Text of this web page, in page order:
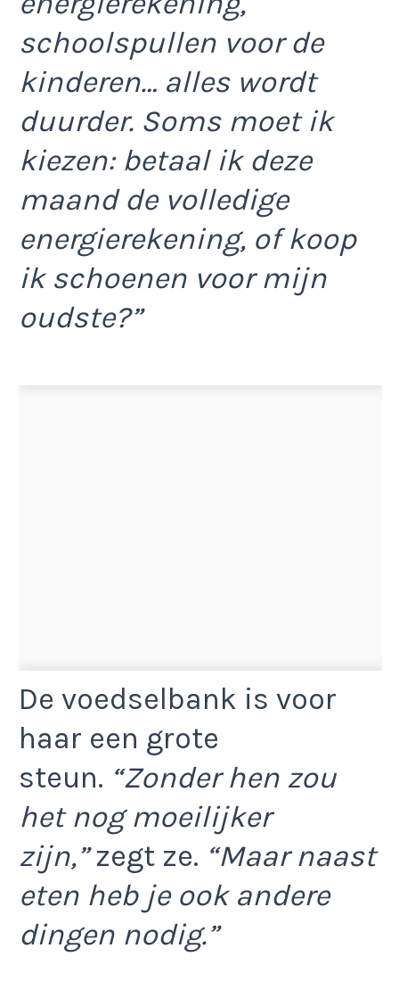
schoolspullen voor de
kinderen… alles wordt
duurder. Soms moet ik
kiezen: betaal ik deze
maand de volledige
energierekening, of koop
ik schoenen voor mijn
oudste?”
De voedselbank is voor
haar een grote
steun. “Zonder hen zou
het nog moeilijker
zijn,”zegt ze. “Maar naast
eten heb je ook andere
dingen nodig.”